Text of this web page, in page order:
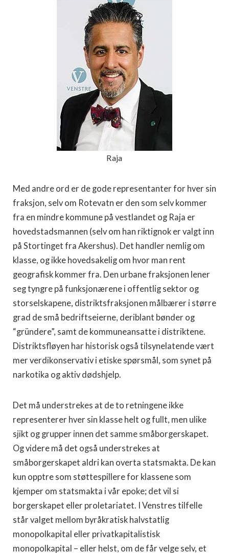
Raja
Med andre ord er de gode representanter for hver sin
fraksjon, selv om Rotevatn er den som selv kommer
fra en mindre kommune på vestlandet og Raja er
hovedstadsmannen (selv om han riktignok er valgt inn
på Stortinget fra Akershus). Det handler nemlig om
klasse, og ikke hovedsakelig om hvor man rent
geografisk kommer fra. Den urbane fraksjonen lener
seg tyngre på funksjonærene i offentlig sektor og
storselskapene, distriktsfraksjonen målbærer i større
grad de små bedriftseierne, deriblant bønder og
“gründere”, samt de kommuneansatte i distriktene.
Distriktsfløyen har historisk også tilsynelatende vært
mer verdikonservativ i etiske spørsmål, som synet på
narkotika og aktiv dødshjelp.
Det må understrekes at de to retningene ikke
representerer hver sin klasse helt og fullt, men ulike
sjikt og grupper innen det samme småborgerskapet.
Og videre må det også understrekes at
småborgerskapet aldri kan overta statsmakta. De kan
kun opptre som støttespillere for klassene som
kjemper om statsmakta i vår epoke; det vil si
borgerskapet eller proletariatet. I Venstres tilfelle
står valget mellom byråkratisk halvstatlig
monopolkapital eller privatkapitalistisk
monopolkapital – eller helst, om de får velge selv, et